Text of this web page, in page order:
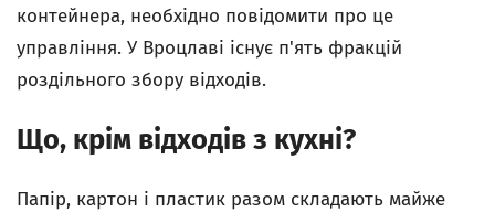
контейнера, необхідно повідомити про це
управління. У Вроцлаві існує п'ять фракцій
роздільного збору відходів.
Що, крім відходів з кухні?
Папір, картон і пластик разом складають майже